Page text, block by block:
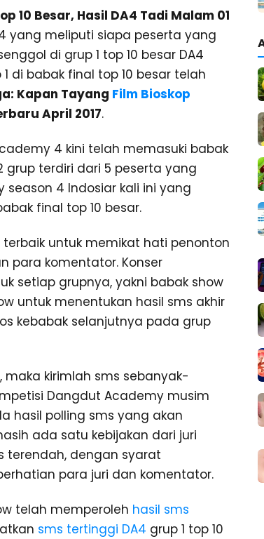
10 Besar, Hasil DA4 Tadi Malam 01
yang meliputi siapa peserta yang
di grup 1 top 10 besar DA4
di babak final top 10 besar telah
Kapan Tayang Film Bioskop
April 2017.
4 kini telah memasuki babak
grup terdiri dari 5 peserta yang
4 Indosiar kali ini yang
final top 10 besar.
untuk memikat hati penonton
para komentator. Konser
setiap grupnya, yakni babak show
untuk menentukan hasil sms akhir
kebabak selanjutnya pada grup
kirimlah sms sebanyak-
Dangdut Academy musim
hasil polling sms yang akan
ada satu kebijakan dari juri
terendah, dengan syarat
para juri dan komentator.
telah memperoleh hasil sms
sms tertinggi DA4 grup 1 top 10